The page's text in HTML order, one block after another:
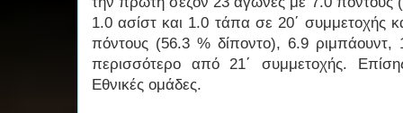
1.0 ασίστ και 1.0 τάπα σε 20΄ συμμετοχής
πόντους (56.3 % δίποντο), 6.9 ριμπάουντ,
περισσότερο από 21΄ συμμετοχής.
Εθνικές ομάδες.